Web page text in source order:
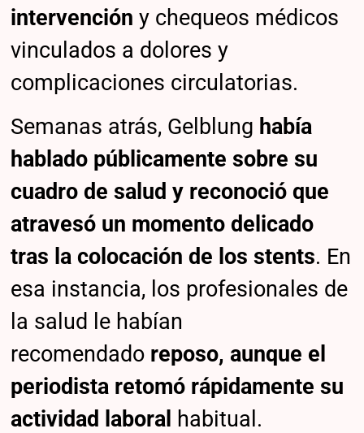
intervencióny chequeos médicos
vinculados a dolores y
complicaciones circulatorias.
Semanas atrás, Gelblung había
hablado públicamente sobre su
cuadro de salud y reconoció que
atravesó un momento delicado
tras la colocación de los stents. En
esa instancia, los profesionales de
la salud le habían
recomendado reposo, aunque el
periodista retomó rápidamente su
actividad laboral habitual.